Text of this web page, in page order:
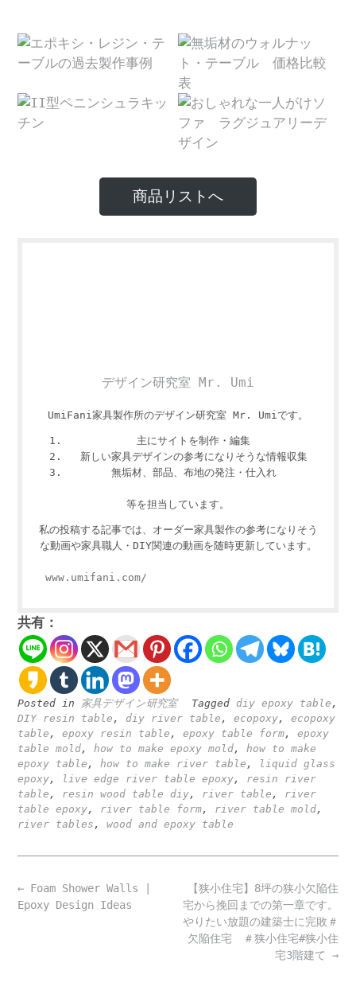
商品リストへ
デザイン研究室 Mr. Umi
UmiFani家具製作所のデザイン研究室 Mr. Umiです。
主にサイトを制作・編集
新しい家具デザインの参考になりそうな情報収集
無垢材、部品、布地の発注・仕入れ
等を担当しています。
私の投稿する記事では、オーダー家具製作の参考になりそう
な動画や家具職人・DIY関連の動画を随時更新しています。
www.umifani.com/
共有：
Posted in 家具デザイン研究室 Tagged diy epoxy table ,
DIY resin table , diy river table , ecopoxy, ecopoxy
table , epoxy resin table , epoxy table form, epoxy
table mold, how to make epoxy mold, how to make
epoxy table , how to make river table ,
liquid glass
epoxy, live edge river table epoxy, resin river
table , resin wood table diy, river table , river
table epoxy, river table form, river table mold,
river tables , wood and epoxy table
Post
navigation
【狭小住宅】8坪の狭小欠陥住
宅から挽回までの第一章です。
やりたい放題の建築士に完敗＃
欠陥住宅 ＃狭小住宅#狭小住
宅3階建て →
← Foam Shower Walls |
Epoxy Design Ideas